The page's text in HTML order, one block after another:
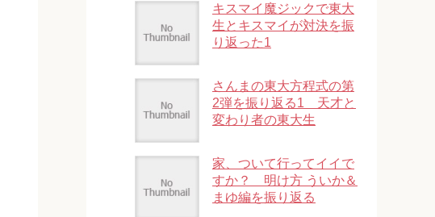
キスマイ魔ジックで東大
生とキスマイが対決を振
り返った1
さんまの東大方程式の第
2弾を振り返る1 天才と
変わり者の東大生
家、ついて行ってイイで
すか？ 明け方 ういか＆
まゆ編を振り返る